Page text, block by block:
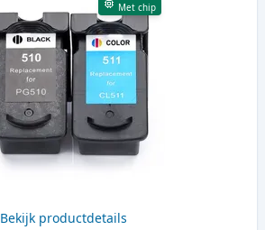
Met chip
Bekijk productdetails